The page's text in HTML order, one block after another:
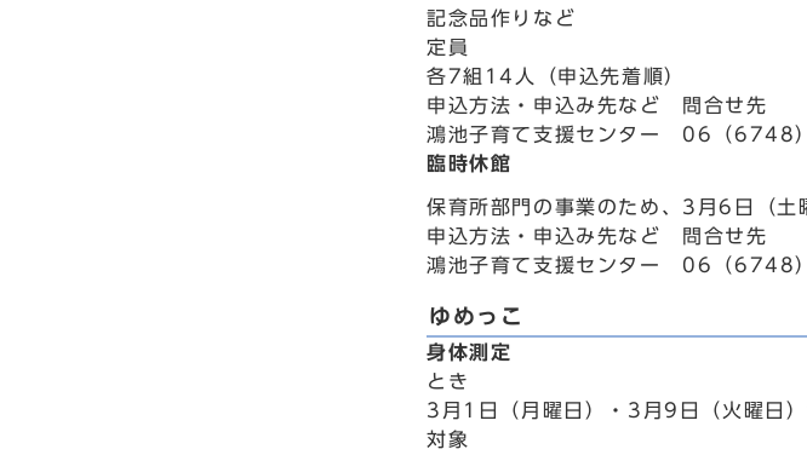
記念品作りなど
定員
各7組14人（申込先着順）
申込方法・申込み先など 問合せ先
鴻池子育て支援センター 06（
臨時休館
保育所部門の事業のため、3月6日（
申込方法・申込み先など 問合せ先
鴻池子育て支援センター 06（
ゆめっこ
身体測定
とき
3月1日（月曜日）・3月9日（火曜
対象